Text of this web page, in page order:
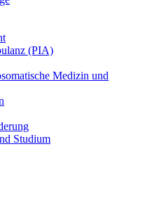
(PIA)
Medizin und
Studium